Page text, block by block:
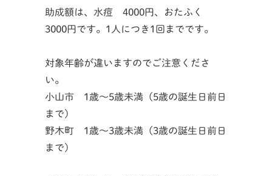
助成額は、水痘 4000円、おたふく
3000円です。1人につき1回までです。
対象年齢が違いますのでご注意くださ
い。
小山市 1歳～5歳未満（5歳の誕生日前日
まで）
野木町 1歳～3歳未満（3歳の誕生日前日
まで）